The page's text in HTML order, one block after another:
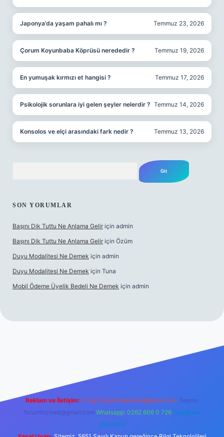
Japonya’da yaşam pahalı mı ? Temmuz 23, 2026
Çorum Koyunbaba Köprüsü nerededir ? Temmuz 19, 2026
En yumuşak kırmızı et hangisi ? Temmuz 17, 2026
Psikolojik sorunlara iyi gelen şeyler nelerdir ? Temmuz 14, 2026
Konsolos ve elçi arasındaki fark nedir ? Temmuz 13, 2026
SON YORUMLAR
Başını Dik Tuttu Ne Anlama Gelir için admin
Başını Dik Tuttu Ne Anlama Gelir için Özüm
Duyu Modalitesi Ne Demek için admin
Duyu Modalitesi Ne Demek için Tuna
Mobil Ödeme Üyelik Bedeli Ne Demek için admin
Reklam ve İletişim: E-mail: backlinkpaneli@gmail.com Teams:
forumhizmeti@gmail.com Whatsapp: 0262 606 0 726 Telegram:
@karabul